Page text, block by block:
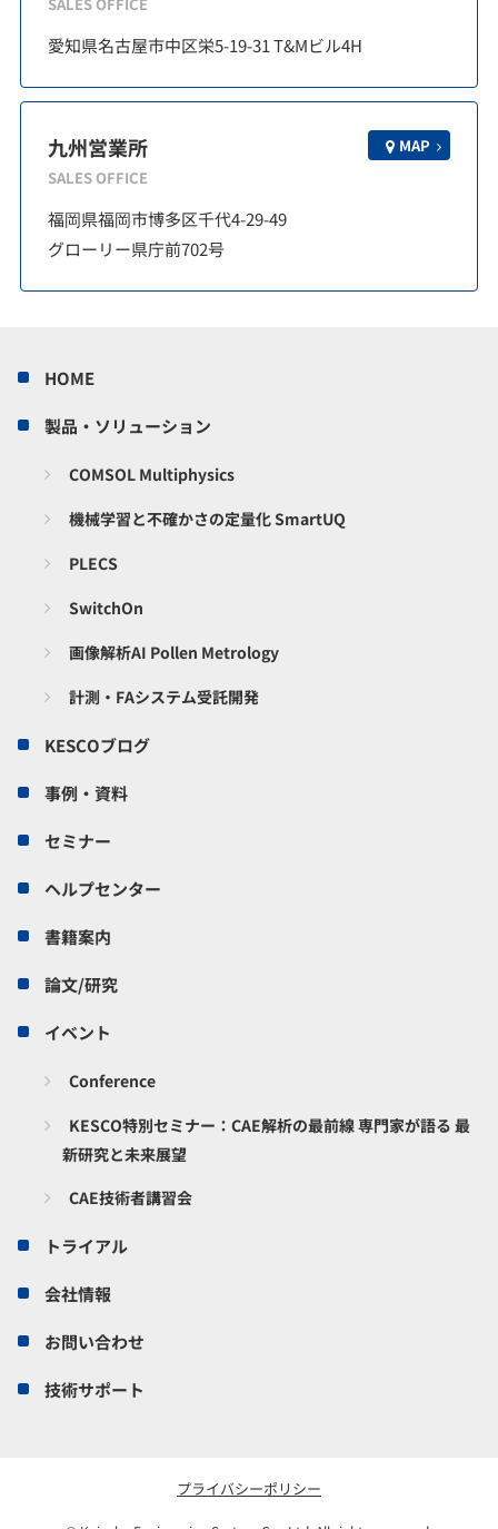
愛知県名古屋市中区栄5-19-31 T&Mビル4H
九州営業所
SALES OFFICE
MAP
福岡県福岡市博多区千代4-29-49
グローリー県庁前702号
HOME
製品・ソリューション
COMSOL Multiphysics
機械学習と不確かさの定量化 SmartUQ
PLECS
SwitchOn
画像解析AI Pollen Metrology
計測・FAシステム受託開発
KESCOブログ
事例・資料
セミナー
ヘルプセンター
書籍案内
論文/研究
イベント
Conference
KESCO特別セミナー：CAE解析の最前線 専門家が語る 最
新研究と未来展望
CAE技術者講習会
トライアル
会社情報
お問い合わせ
技術サポート
プライバシーポリシー